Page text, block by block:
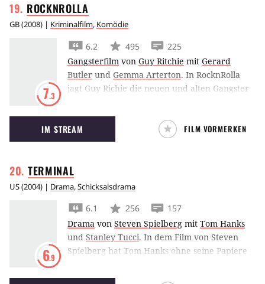
ROCKNROLLA
GB(2008) | Kriminalfilm, Komödie
7.3
6.2 495
225
Gangsterfilm von Guy Ritchie mit Gerard
Butler und Gemma Arterton. In RocknRolla
jagt Guy Richie die neuen und alten Gangster
Partie sind Gerard Butler, Mark Strong und
Tom Hardy.
IM STREAM FILM VORMERKEN
TERMINAL
US(2004) | Drama,Schicksalsdrama
6.9
6.1 256
157
Drama von Steven Spielberg mit Tom Hanks
und Stanley Tucci. In dem Film von Steven
Spielberg hat Tom Hanks ohne seine Papiere
wohnen.